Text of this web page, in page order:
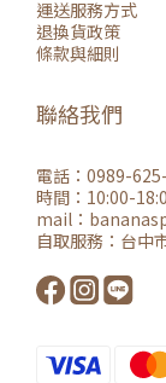
運送服務方式
退換貨政策
條款與細則
聯絡我們
電話：0989-
時間：10:00-
mail：
自取服務： 台中